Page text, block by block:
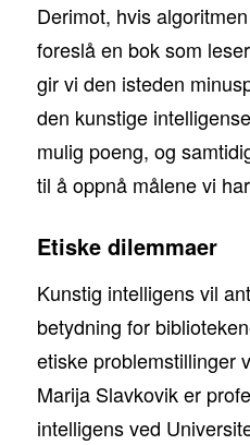
Derimot, hvis
foreslå en bok som
gir vi den isteden
den kunstige
mulig poeng, og
til å oppnå målene vi
Etiske dilemmaer
Kunstig intelligens vil
betydning for
etiske problemstillinger
Marija Slavkovik er
intelligens ved